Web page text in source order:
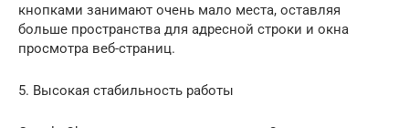
кнопками занимают очень мало места, оставляя
больше пространства для адресной строки и окна
просмотра веб-страниц.
5. Высокая стабильность работы